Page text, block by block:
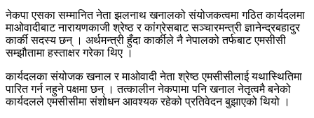
नेकपा एसका सम्मानित नेता झलनाथ खनालको संयोजकत्वमा गठित कार्यदलमा
माओवादीबाट नारायणकाजी श्रेष्ठ र कांग्रेसबाट सञ्चारमन्त्री ज्ञानेन्द्रबहादुर
कार्की सदस्य छन् । अर्थमन्त्री हुँदा कार्कीले नै नेपालको तर्फबाट एमसीसी
सम्झौतामा हस्ताक्षर गरेका थिए ।
कार्यदलका संयोजक खनाल र माओवादी नेता श्रेष्ठ एमसीसीलाई यथास्थितिमा
पारित गर्न नहुने पक्षमा छन् । तत्कालीन नेकपामा पनि खनाल नेतृत्वमै बनेको
कार्यदलले एमसीसीमा संशोधन आवश्यक रहेको प्रतिवेदन बुझाएको थियो ।